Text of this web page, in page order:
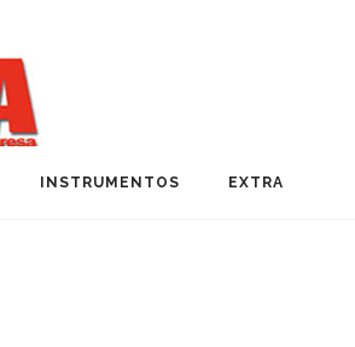
INSTRUMENTOS EXTRA